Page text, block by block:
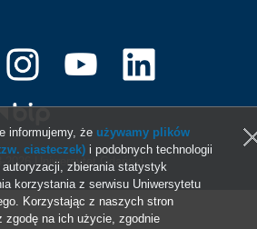
2026 Uniwersytet Gdański
informujemy, że używamy plików
ciasteczek) i podobnych technologii
autoryzacji, zbierania statystyk
korzystania z serwisu Uniwersytetu
Korzystając z naszych stron
zgodę na ich użycie, zgodnie